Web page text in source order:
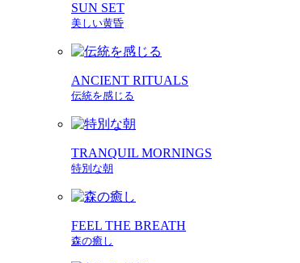
SUN SET
美しい黄昏
ANCIENT RITUALS
伝統を感じる
TRANQUIL MORNINGS
特別な朝
FEEL THE BREATH
森の癒し